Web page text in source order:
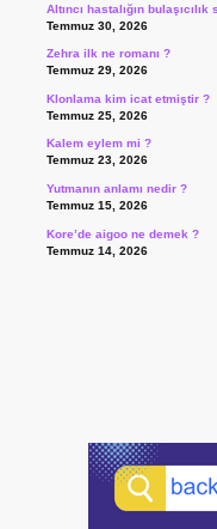
Altıncı hastalığın
Temmuz 30, 2026
Zehra ilk ne romanı ?
Temmuz 29, 2026
Klonlama kim icat etmiştir ?
Temmuz 25, 2026
Kalem eylem mi ?
Temmuz 23, 2026
Yutmanın anlamı nedir ?
Temmuz 15, 2026
Kore’de aigoo ne demek ?
Temmuz 14, 2026